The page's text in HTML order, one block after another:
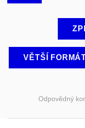
VĚTŠÍ
Odpovědný